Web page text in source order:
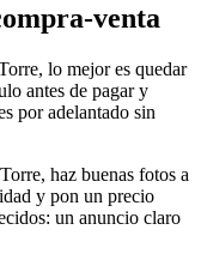
venta
lo mejor es quedar
antes de pagar y
por adelantado sin
haz buenas fotos a
y pon un precio
un anuncio claro